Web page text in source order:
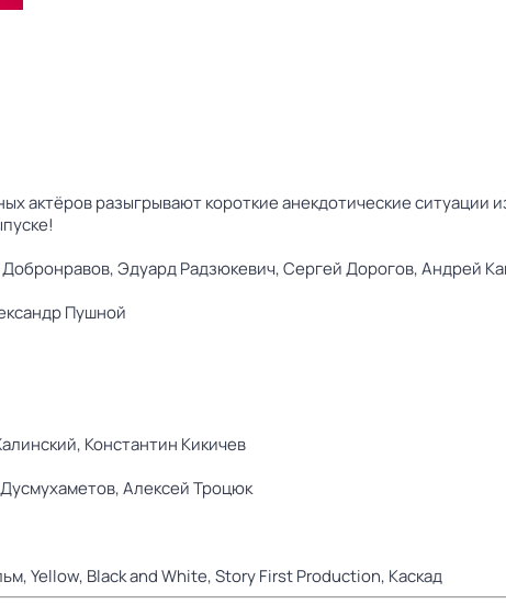
актёров разыгрывают короткие анекдотические ситуации
Эдуард Радзюкевич,Сергей Дорогов,Андрей
Пушной
Константин Кикичев
Алексей Троцюк
Yellow, Black and White,Story First Production, Каскад